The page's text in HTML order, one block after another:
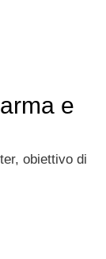
e
obiettivo di